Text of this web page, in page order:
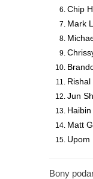
Chip
Mark
Jun
Haibin
Matt
Upom
Bony